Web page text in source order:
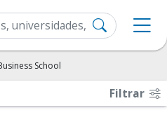
School
Filtrar